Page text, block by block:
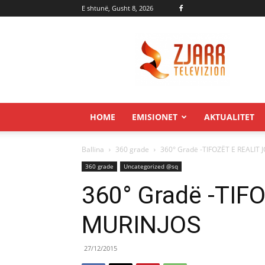
E shtunë, Gusht 8, 2026
HOME EMISIONET AKTUALITET
Ballina 360 grade 360° Gradë -TIFOZËT E REALIT
360 grade Uncategorized @sq
360° Gradë -
MURINJOS
27/12/2015